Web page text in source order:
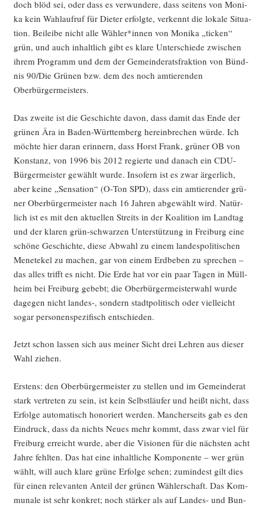
doch blöd sei, oder dass es ver­wun­de­re, dass sei­tens von Moni­
ka kein Wahl­auf­ruf für Die­ter erfolg­te, ver­kennt die loka­le Situa­
ti­on. Bei­lei­be nicht alle Wähler*innen von Moni­ka „ticken“
grün, und auch inhalt­lich gibt es kla­re Unter­schie­de zwi­schen
ihrem Pro­gramm und dem der Gemein­de­rats­frak­ti­on von Bünd­
nis 90/Die Grü­nen bzw. dem des noch amtie­ren­den
Oberbürgermeisters.
Das zwei­te ist die Geschich­te davon, dass damit das Ende der
grü­nen Ära in Baden-Würt­tem­berg her­ein­bre­chen wür­de. Ich
möch­te hier dar­an erin­nern, dass Horst Frank, grü­ner OB von
Kon­stanz, von 1996 bis 2012 regier­te und danach ein CDU-
Bür­ger­meis­ter gewählt wur­de. Inso­fern ist es zwar ärger­lich,
aber kei­ne „Sen­sa­ti­on“ (O‑Ton SPD), dass ein amtie­ren­der grü­
ner Ober­bür­ger­meis­ter nach 16 Jah­ren abge­wählt wird. Natür­
lich ist es mit den aktu­el­len Streits in der Koali­ti­on im Land­tag
und der kla­ren grün-schwar­zen Unter­stüt­zung in Frei­burg eine
schö­ne Geschich­te, die­se Abwahl zu einem lan­des­po­li­ti­schen
Mene­te­kel zu machen, gar von einem Erd­be­ben zu spre­chen –
das alles trifft es nicht. Die Erde hat vor ein paar Tagen in Müll­
heim bei Frei­burg gebebt; die Ober­bür­ger­meis­ter­wahl wur­de
dage­gen nicht landes‑, son­dern stadt­po­li­tisch oder viel­leicht
sogar per­so­nen­spe­zi­fisch entschieden.
Jetzt schon las­sen sich aus mei­ner Sicht drei Leh­ren aus die­ser
Wahl ziehen.
Ers­tens: den Ober­bür­ger­meis­ter zu stel­len und im Gemein­de­rat
stark ver­tre­ten zu sein, ist kein Selbst­läu­fer und heißt nicht, dass
Erfol­ge auto­ma­tisch hono­riert wer­den. Man­cher­seits gab es den
Ein­druck, dass da nichts Neu­es mehr kommt, dass zwar viel für
Frei­burg erreicht wur­de, aber die Visio­nen für die nächs­ten acht
Jah­re fehl­ten. Das hat eine inhalt­li­che Kom­po­nen­te – wer grün
wählt, will auch kla­re grü­ne Erfol­ge sehen; zumin­dest gilt dies
für einen rele­van­ten Anteil der grü­nen Wäh­ler­schaft. Das Kom­
mu­na­le ist sehr kon­kret; noch stär­ker als auf Lan­des- und Bun­